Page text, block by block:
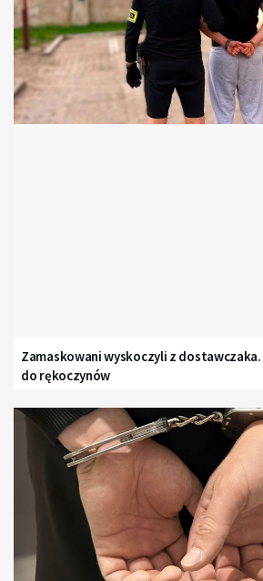
Zamaskowani wyskoczyli z dostawczaka.
do rękoczynów